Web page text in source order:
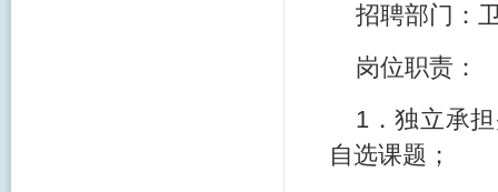
招聘部门：
岗位职责：
1．独立承
自选课题；